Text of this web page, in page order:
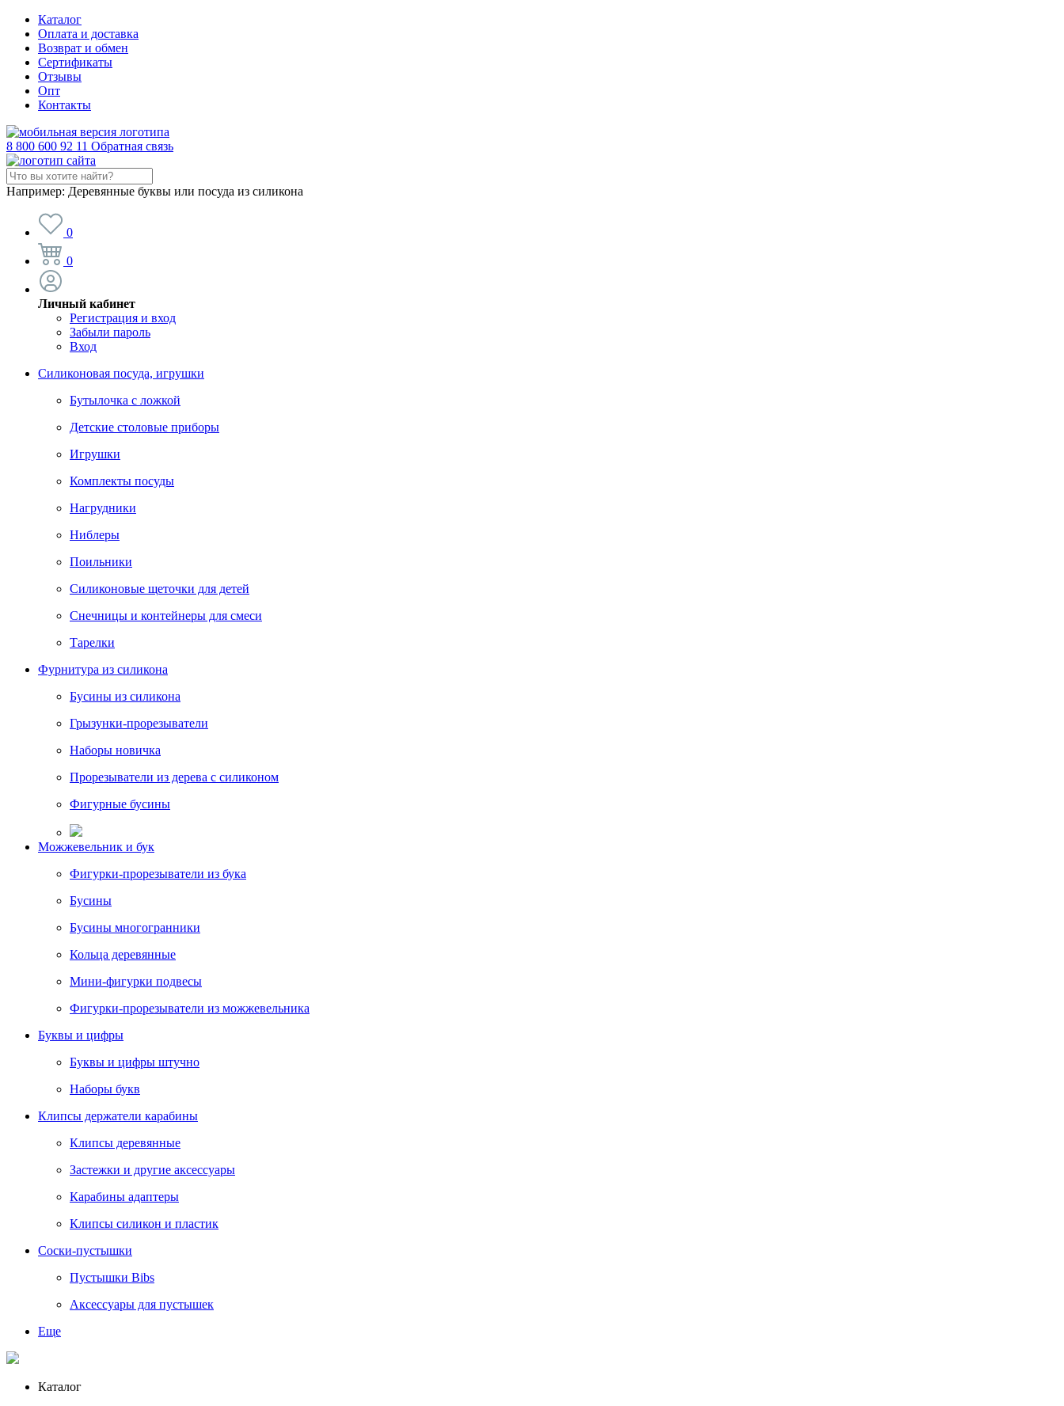
Каталог
Оплата и доставка
Возврат и обмен
Сертификаты
Отзывы
Опт
Контакты
8 800 600 92 11 Обратная связь
Например: Деревянные буквы или посуда из силикона
0
0
Личный кабинет
Регистрация и вход
Забыли пароль
Вход
Силиконовая посуда, игрушки
Бутылочка с ложкой
Детские столовые приборы
Игрушки
Комплекты посуды
Нагрудники
Ниблеры
Поильники
Силиконовые щеточки для детей
Снечницы и контейнеры для смеси
Тарелки
Фурнитура из силикона
Бусины из силикона
Грызунки-прорезыватели
Наборы новичка
Прорезыватели из дерева с силиконом
Фигурные бусины
Можжевельник и бук
Фигурки-прорезыватели из бука
Бусины
Бусины многогранники
Кольца деревянные
Мини-фигурки подвесы
Фигурки-прорезыватели из можжевельника
Буквы и цифры
Буквы и цифры штучно
Наборы букв
Клипсы держатели карабины
Клипсы деревянные
Застежки и другие аксессуары
Карабины адаптеры
Клипсы силикон и пластик
Соски-пустышки
Пустышки Bibs
Аксессуары для пустышек
Еще
Каталог